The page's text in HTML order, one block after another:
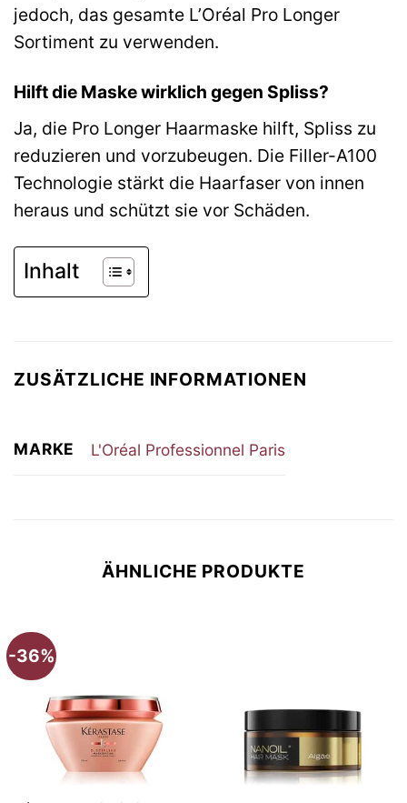
jedoch, das gesamte L’Oréal Pro Longer
Sortiment zu verwenden.
Hilft die Maske wirklich gegen Spliss?
Ja, die Pro Longer Haarmaske hilft, Spliss zu
reduzieren und vorzubeugen. Die Filler-A100
Technologie stärkt die Haarfaser von innen
heraus und schützt sie vor Schäden.
Inhalt
ZUSÄTZLICHE INFORMATIONEN
MARKE L'Oréal Professionnel Paris
ÄHNLICHE PRODUKTE
-36%